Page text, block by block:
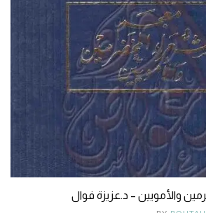
والأمويين – د.عزيزة فوال